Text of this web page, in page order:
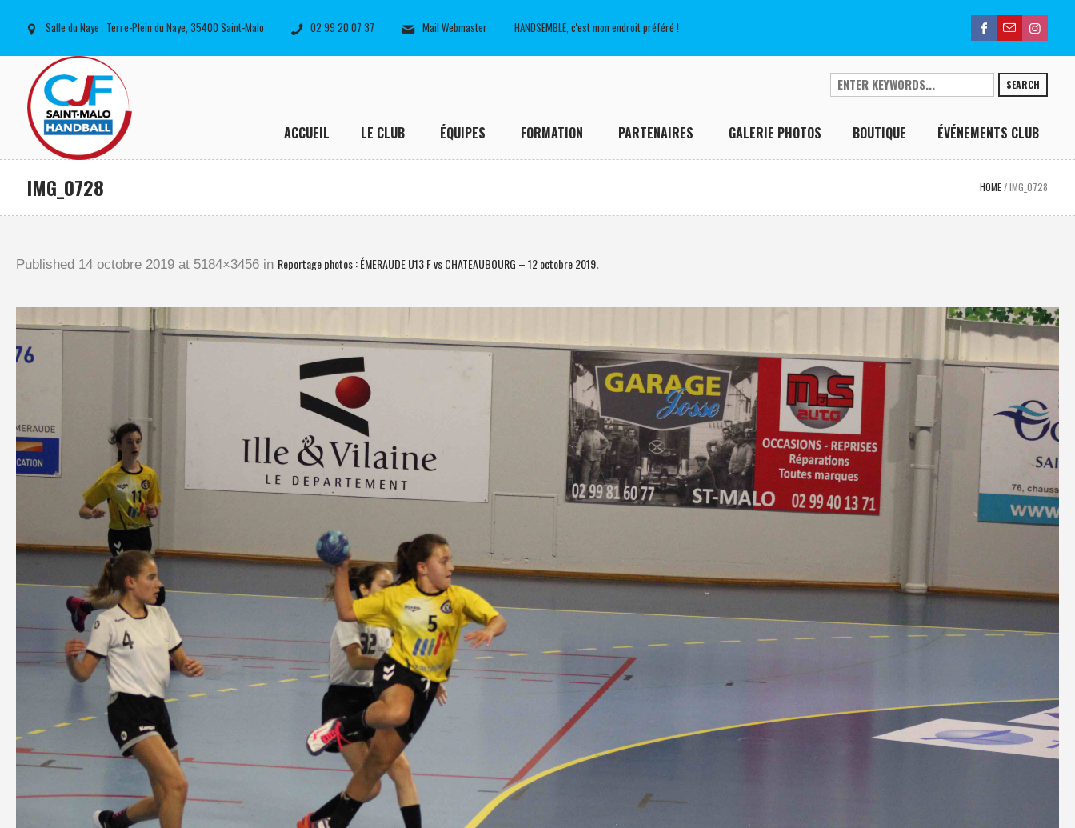
Salle du Naye : Terre-Plein du Naye, 35400 Saint-Malo 02 99 20 07 37 Mail Webmaster HANDSEMBLE, c'est mon endroit préféré !
SEARCH
ACCUEIL LE CLUB ÉQUIPES FORMATION PARTENAIRES GALERIE PHOTOS BOUTIQUE ÉVÉNEMENTS CLUB
IMG_0728 HOME /IMG_0728
Published 14 octobre 2019 at 5184×3456 in Reportage photos : ÉMERAUDE U13 F vs CHATEAUBOURG – 12 octobre 2019.